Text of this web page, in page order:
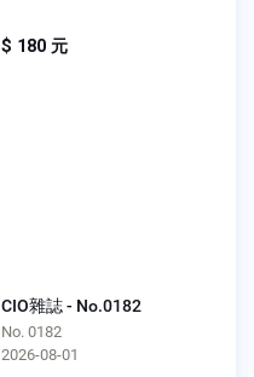
$ 180 元
CIO雜誌 - No.0182
No. 0182
2026-08-01